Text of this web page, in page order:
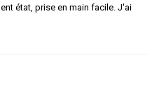
état, prise en main facile. J'ai